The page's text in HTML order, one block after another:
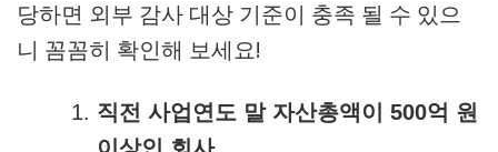
당하면 외부 감사 대상 기준이 충족 될 수 있으
니 꼼꼼히 확인해 보세요!
직전 사업연도 말 자산총액이 500억 원